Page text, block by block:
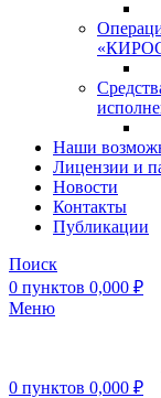
Наши
Лицензии и
Новости
Контакты
Публикации
Поиск
0 пунктов 0,000 ₽
Меню
0 пунктов 0,000 ₽